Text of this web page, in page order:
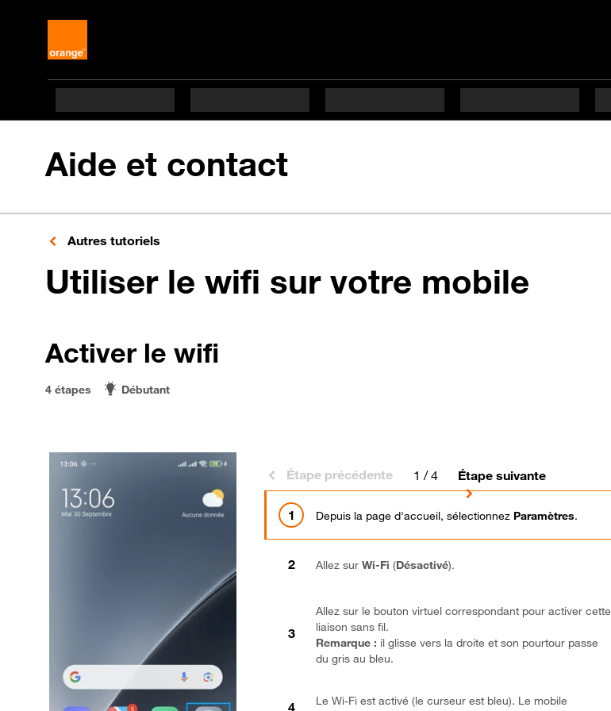
Aide et contact
Autres tutoriels
Utiliser le wifi sur votre mobile
Activer le wifi
4 étapes Débutant
Étape précédente 1 / 4 Étape suivante
Depuis la page d'accueil, sélectionnez Paramètres.
Allez surWi-Fi (Désactivé).
Allez sur le bouton virtuel correspondant pour activer cette
liaison sans fil.
Remarque : il glisse vers la droite et son pourtour passe
du gris au bleu.
Le Wi-Fi est activé (le curseur est bleu). Le mobile